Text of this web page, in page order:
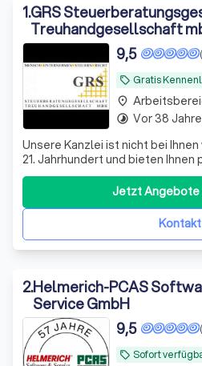
1.GRS
Treuhandgesellschaft
local_offer Gratis
9,5
Unsere Kanzlei ist nicht bei
21. Jahrhundert und bieten Ihnen
Video, WhatsApp und anderen
Datenaustausch - digital
Kontakt
Jetzt Angebote
place
timelapse Vor 38
2.Helmerich-PCAS
Service GmbH
local_offer Sofort
9,5